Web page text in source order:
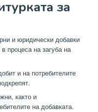
за
и юридически добавки
процеса на загуба на
и на потребителите
както и
на добавката.